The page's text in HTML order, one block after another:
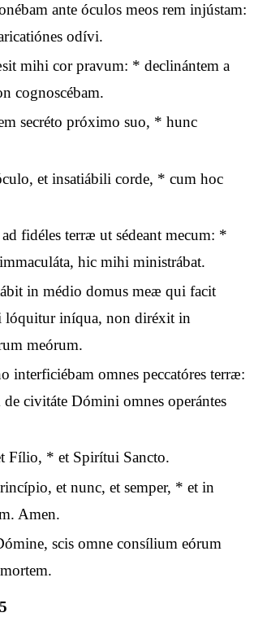
ante óculos meos rem injústam:
odívi.
mihi cor pravum: * declinántem a
cognoscébam.
secréto próximo suo, * hunc
et insatiábili corde, * cum hoc
fidéles terræ ut sédeant mecum: *
hic mihi ministrábat.
in médio domus meæ qui facit
lóquitur iníqua, non diréxit in
meórum.
interficiébam omnes peccatóres terræ:
civitáte Dómini omnes operántes
Fílio, * et Spirítui Sancto.
et nunc, et semper, * et in
Amen.
scis omne consílium eórum